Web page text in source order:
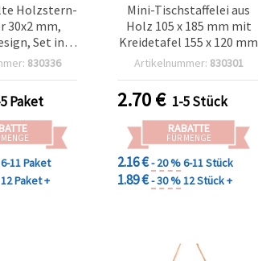
Holzstern-
30x2 mm,
Set inkl.
830336
Paket
6-11 Paket
12 Paket +
Mini-Tischstaffelei aus
Holz 105 x 185 mm mit
Kreidetafel 155 x 120 mm
Artikelnummer: 830301
2.70€ 1-5 Stück
RABATTE
FÜR MENGE
2.16 €- 20 %6-11 Stück
1.89 €- 30 %12 Stück +